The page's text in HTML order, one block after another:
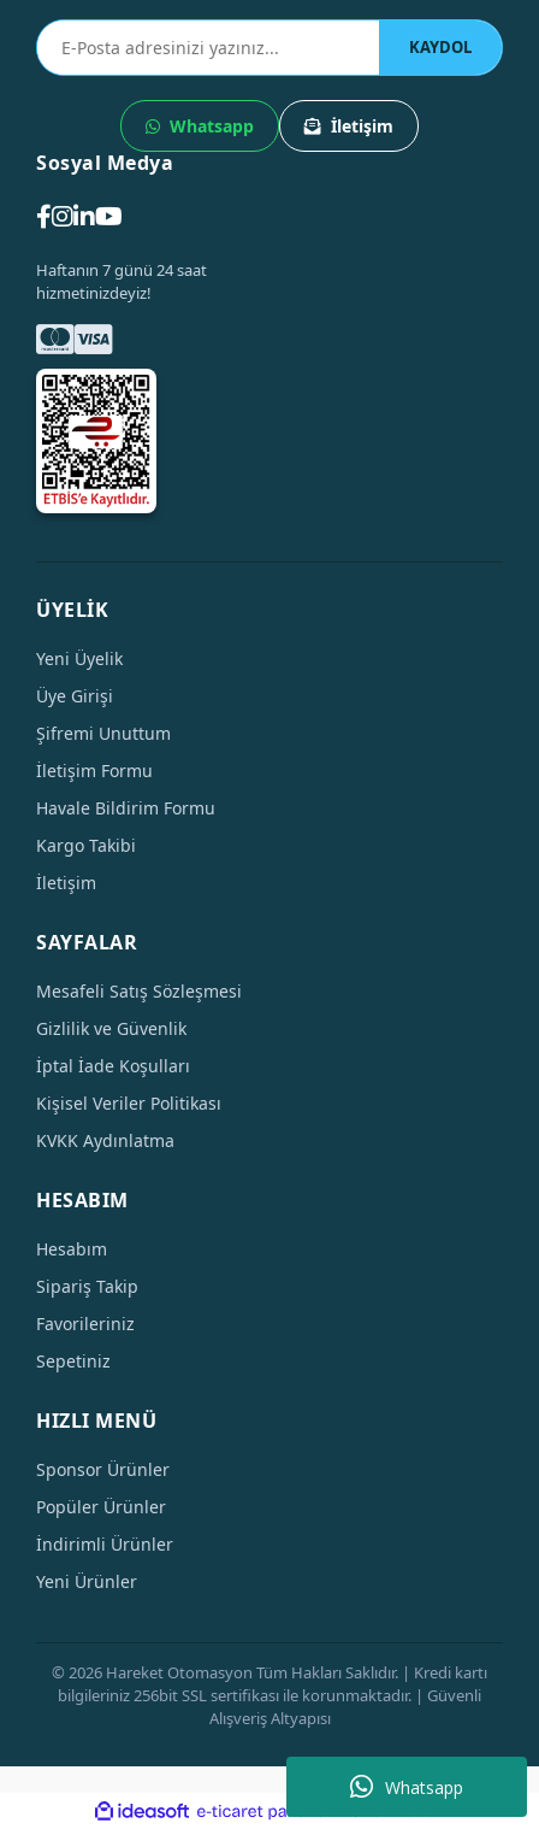
Whatsapp
KAYDOL
Whatsapp İletişim
Sosyal Medya
Haftanın 7 günü 24 saat
hizmetinizdeyiz!
ÜYELİK
Yeni Üyelik
Üye Girişi
Şifremi Unuttum
İletişim Formu
Havale Bildirim Formu
Kargo Takibi
İletişim
SAYFALAR
Mesafeli Satış Sözleşmesi
Gizlilik ve Güvenlik
İptal İade Koşulları
Kişisel Veriler Politikası
KVKK Aydınlatma
HESABIM
Hesabım
Sipariş Takip
Favorileriniz
Sepetiniz
HIZLI MENÜ
Sponsor Ürünler
Popüler Ürünler
İndirimli Ürünler
Yeni Ürünler
© 2026 Hareket Otomasyon Tüm Hakları Saklıdır. | Kredi kartı
bilgileriniz 256bit SSL sertifikası ile korunmaktadır. | Güvenli
Alışveriş Altyapısı
ideasoft